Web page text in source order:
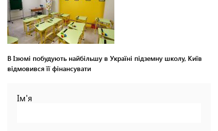
В Ізюмі побудують найбільшу в Україні підземну школу, Київ
відмовився її фінансувати
Ім'я